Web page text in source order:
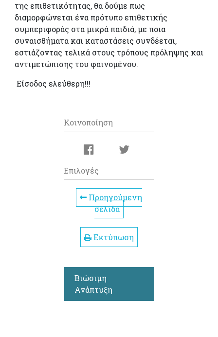
της επιθετικότητας, θα δούμε πως
διαμορφώνεται ένα πρότυπο επιθετικής
συμπεριφοράς στα μικρά παιδιά, με ποια
συναισθήματα και καταστάσεις συνδέεται,
εστιάζοντας τελικά στους τρόπους πρόληψης και
αντιμετώπισης του φαινομένου.
Είσοδος ελεύθερη!!!
Κοινοποίηση
Επιλογές
Προηγούμενη
σελίδα
Εκτύπωση
Βιώσιμη
Ανάπτυξη